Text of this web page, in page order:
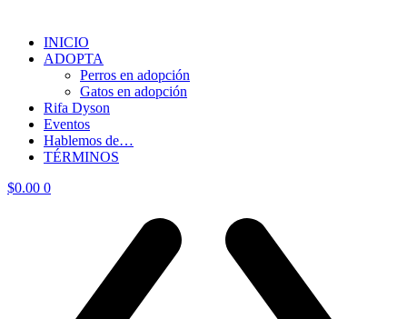
INICIO
ADOPTA
Perros en adopción
Gatos en adopción
Rifa Dyson
Eventos
Hablemos de…
TÉRMINOS
$0.00 0